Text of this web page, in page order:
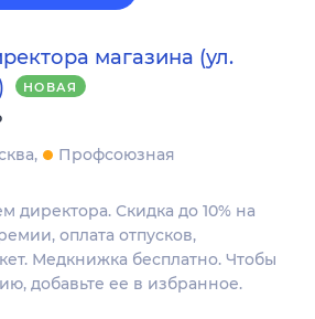
магазина (ул.
НОВАЯ
Профсоюзная
директора. Скидка до 10% на
оплата отпусков,
Медкнижка бесплатно. Чтобы
добавьте ее в избранное.